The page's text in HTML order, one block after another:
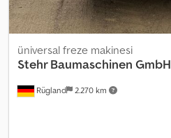
Rügland 2.270 km
üniversal freze makinesi
Stehr Baumaschinen GmbH